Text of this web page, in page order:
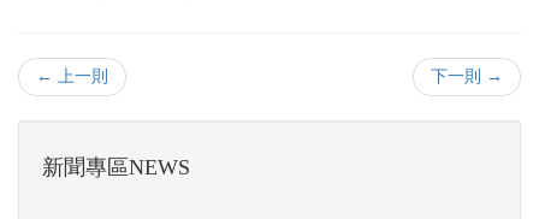
← 上一則 下一則 →
新聞專區NEWS